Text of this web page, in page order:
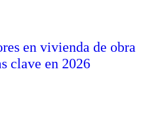
en vivienda de obra
clave en 2026